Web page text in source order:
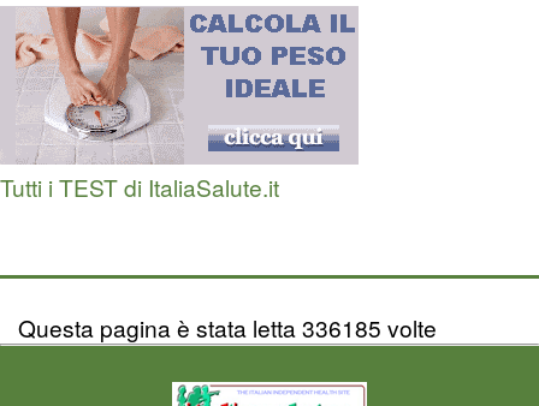
Tutti i TEST di ItaliaSalute.it
Questa pagina è stata letta 336185 volte